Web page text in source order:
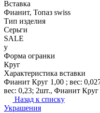
Вставка
Фианит, Топаз swiss
Тип изделия
Серьги
SALE
y
Форма огранки
Круг
Характеристика вставки
Фианит Круг 1,00 ; вес:
вес: 0,23; 2шт., Фианит Круг
Назад к списку
Украшения